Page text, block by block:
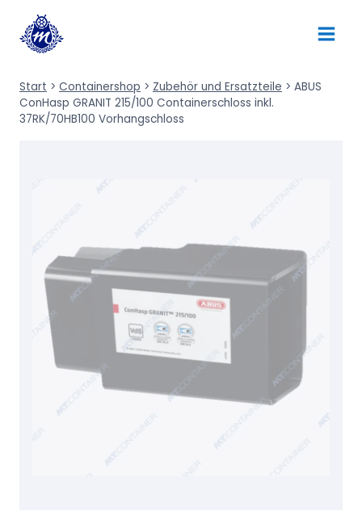
Inhalt
springen
Start > Containershop > Zubehör und Ersatzteile > ABUS
ConHasp GRANIT 215/100 Containerschloss inkl.
37RK/70HB100 Vorhangschloss